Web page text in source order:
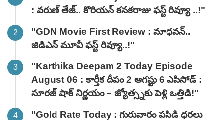
: వరుణ్ తేజ్.. కొరియన్ కనకరాజు ఫస్ట్ రివ్యూ ..!"
"GDN Movie First Review : మాధవన్..
జిడిఎన్ మూవీ ఫ‌స్ట్ రివ్యూ..!"
"Karthika Deepam 2 Today Episode
August 06 : కార్తీక దీపం 2 ఆగష్టు 6 ఎపిసోడ్ :
సూరజ్ షాక్ నిర్ణయం – జ్యోత్స్నకు పెళ్లి ఒత్తిడి!"
"Gold Rate Today : గురువారం పసిడి ధరలు